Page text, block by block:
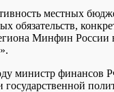
местных
обязательств,
Минфин России
министр
государственной